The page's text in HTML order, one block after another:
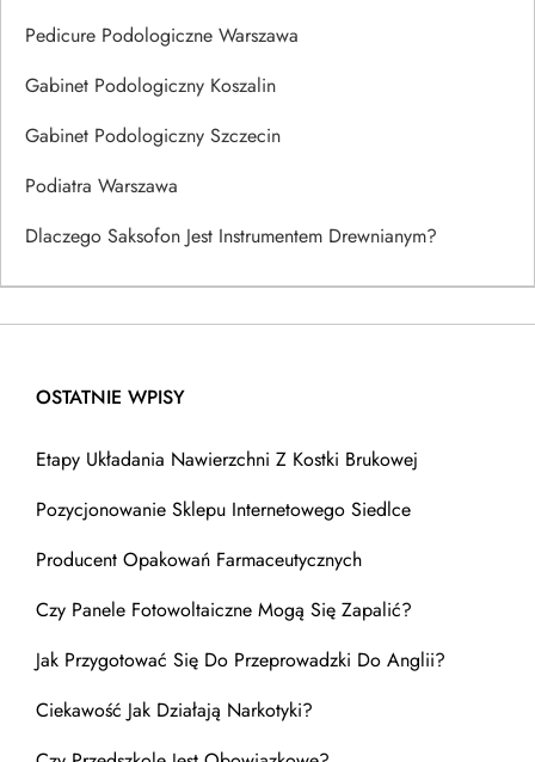
Pedicure Podologiczne Warszawa
Gabinet Podologiczny Koszalin
Gabinet Podologiczny Szczecin
Podiatra Warszawa
Dlaczego Saksofon Jest Instrumentem Drewnianym?
OSTATNIE WPISY
Etapy Układania Nawierzchni Z Kostki Brukowej
Pozycjonowanie Sklepu Internetowego Siedlce
Producent Opakowań Farmaceutycznych
Czy Panele Fotowoltaiczne Mogą Się Zapalić?
Jak Przygotować Się Do Przeprowadzki Do Anglii?
Ciekawość Jak Działają Narkotyki?